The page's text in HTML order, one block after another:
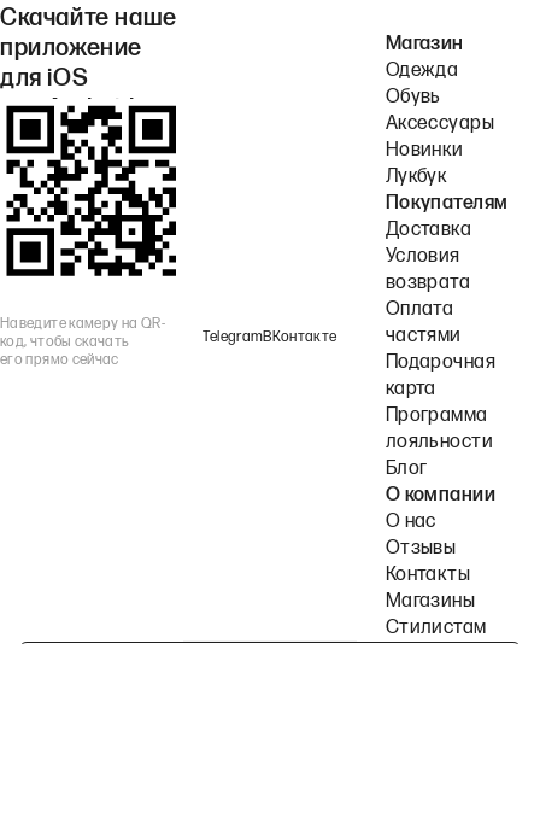
Скачайте наше
приложение
для iOS
или Android.
Наведите камеру на QR-
код, чтобы скачать
его прямо сейчас
TelegramВКонтакте
Магазин
Одежда
Обувь
Аксессуары
Новинки
Лукбук
Покупателям
Доставка
Условия
возврата
Оплата
частями
Подарочная
карта
Программа
лояльности
Блог
О компании
О нас
Отзывы
Контакты
Магазины
Стилистам